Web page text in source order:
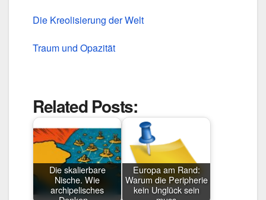
Die Kreolisierung der Welt
Traum und Opazität
Related Posts:
Die skalierbare
Nische. Wie
archipelisches
Europa am Rand:
Warum die Peripherie
kein Unglück sein